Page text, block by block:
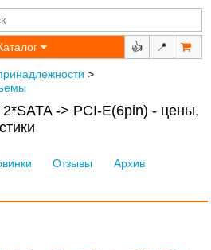
👍 📍
>
-> PCI-E(6pin) - цены,
Отзывы
Архив